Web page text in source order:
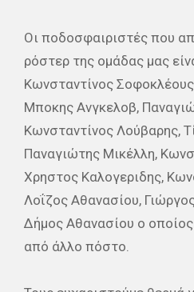
Οι ποδοσφαιριστές που
ρόστερ της ομάδας μας
Κωνσταντίνος
Μποκης Ανγκελοβ,
Κωνσταντίνος Λούβαρης,
Παναγιώτης Μικέλλη,
Χρηστος Καλογεριδης,
Λοΐζος Αθανασίου,
Δήμος Αθανασίου ο
από άλλο πόστο.